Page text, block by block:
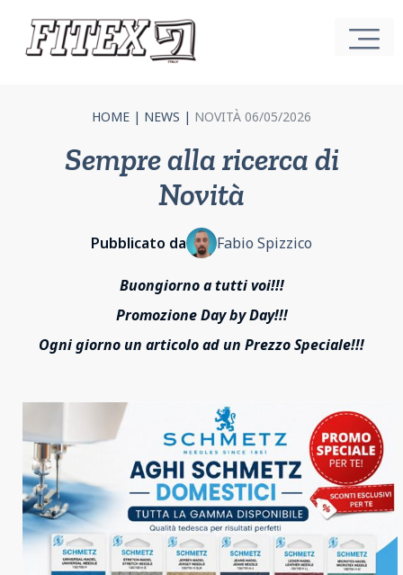
HOME | NEWS | NOVITÀ 06/05/2026
Sempre alla ricerca di
Novità
Pubblicato da Fabio Spizzico
Buongiorno a tutti voi!!!
Promozione Day by Day!!!
Ogni giorno un articolo ad un Prezzo Speciale!!!